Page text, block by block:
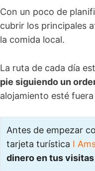
Con un poco de
cubrir los principales
la comida local.
La ruta de cada día
pie siguiendo un
alojamiento esté
Antes de empezar
tarjeta turística I
dinero en tus